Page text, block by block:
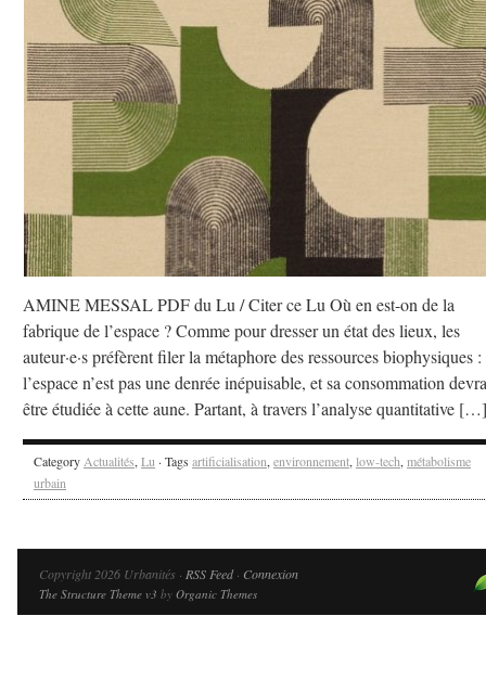
AMINE MESSAL PDF du Lu / Citer ce Lu Où en est-on de la
fabrique de l’espace ? Comme pour dresser un état des lieux, les
auteur·e·s préfèrent filer la métaphore des ressources biophysiques :
l’espace n’est pas une denrée inépuisable, et sa consommation
être étudiée à cette aune. Partant, à travers l’analyse quantitative […]
Category Actualités, Lu · Tags artificialisation, environnement, low-tech, métabolisme
urbain
Copyright 2026 Urbanités · RSS Feed· Connexion
The Structure Theme v3 by Organic Themes